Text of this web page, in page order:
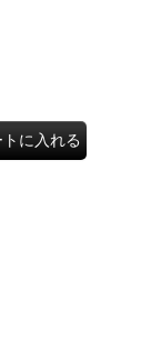
トに入れる